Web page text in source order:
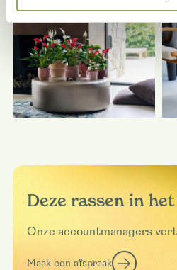
Deze rassen in
Onze accountmanagers
Maak een afspraak